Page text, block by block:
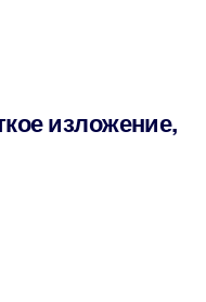
изложение,